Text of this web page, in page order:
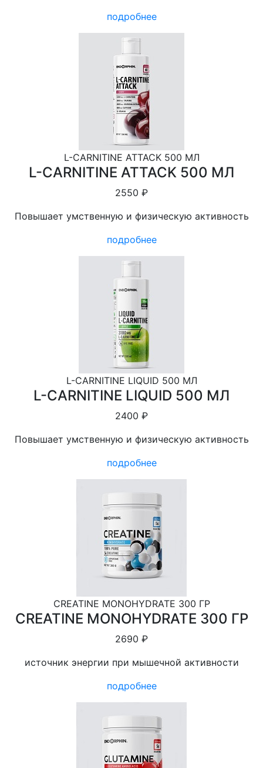
подробнее
L-СARNITINE ATTACK 500 МЛ
L-СARNITINE ATTACK 500 МЛ
2550 ₽
Повышает умственную и физическую активность
подробнее
L-СARNITINE LIQUID 500 МЛ
L-СARNITINE LIQUID 500 МЛ
2400 ₽
Повышает умственную и физическую активность
подробнее
CREATINE MONOHYDRATE 300 ГР
CREATINE MONOHYDRATE 300 ГР
2690 ₽
источник энергии при мышечной активности
подробнее